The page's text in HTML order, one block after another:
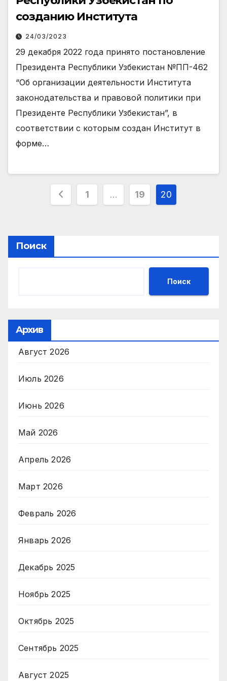
созданию Института
24/03/2023
29 декабря 2022 года принято постановление
Президента Республики Узбекистан №ПП-462
“Об организации деятельности Института
законодательства и правовой политики при
Президенте Республики Узбекистан”, в
соответствии с которым создан Институт в
форме…
Навигация
записям
1 … 19 20
Поиск
Поиск
Архив
Август 2026
Июль 2026
Июнь 2026
Май 2026
Апрель 2026
Март 2026
Февраль 2026
Январь 2026
Декабрь 2025
Ноябрь 2025
Октябрь 2025
Сентябрь 2025
Август 2025